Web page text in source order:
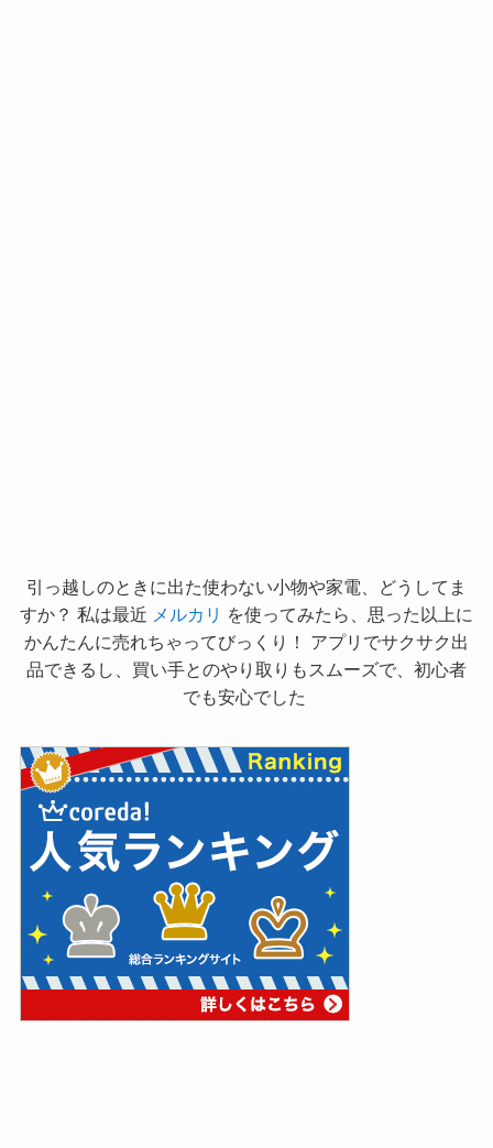
引っ越しのときに出た使わない小物や家電、どうしてま
すか？ 私は最近 メルカリ を使ってみたら、思った以上に
かんたんに売れちゃってびっくり！ アプリでサクサク出
品できるし、買い手とのやり取りもスムーズで、初心者
でも安心でした